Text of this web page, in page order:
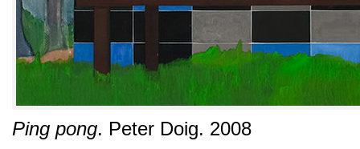
Ping pong. Peter Doig. 2008